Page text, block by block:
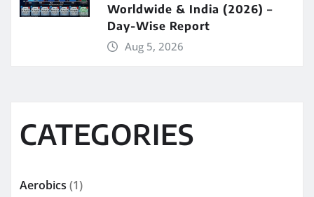
Worldwide & India (2026) –
Day-Wise Report
Aug 5, 2026
CATEGORIES
Aerobics (1)